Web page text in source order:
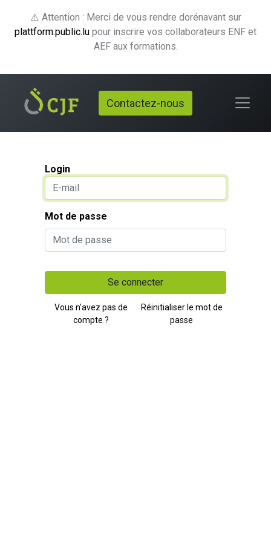
⚠️ Attention : Merci de vous rendre dorénavant sur
plattform.public.lu pour inscrire vos collaborateurs ENF et
AEF aux formations.
Contactez-nous
Login
Mot de passe
Se connecter
Vous n'avez pas de
compte ?
Réinitialiser le mot de
passe